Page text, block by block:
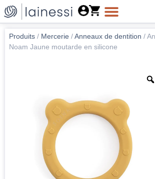
Produits / Mercerie /Anneaux de dentition /
Noam Jaune moutarde en silicone